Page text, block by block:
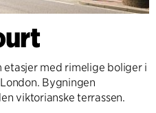
med rimelige boliger i
Bygningen
viktorianske terrassen.